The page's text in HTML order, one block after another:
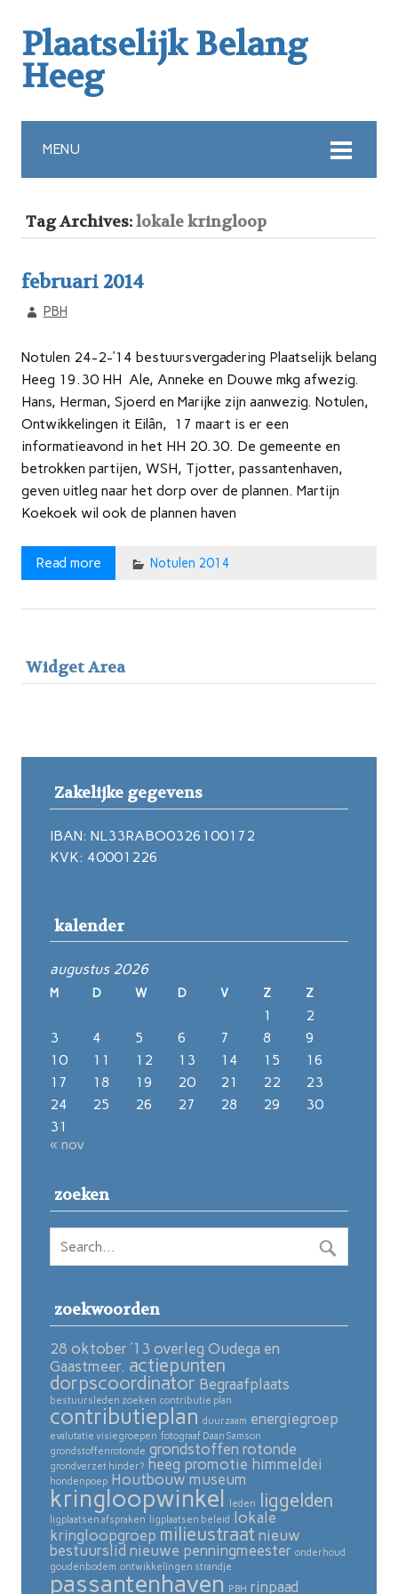
Plaatselijk Belang
Heeg
MENU
Tag Archives:lokale kringloop
februari 2014
PBH
Notulen 24-2-’14 bestuursvergadering Plaatselijk belang
Heeg 19.30 HH Ale, Anneke en Douwe mkg afwezig.
Hans, Herman, Sjoerd en Marijke zijn aanwezig. Notulen,
Ontwikkelingen it Eilân, 17 maart is er een
informatieavond in het HH 20.30. De gemeente en
betrokken partijen, WSH, Tjotter, passantenhaven,
geven uitleg naar het dorp over de plannen. Martijn
Koekoek wil ook de plannen haven
Read more Notulen 2014
Widget Area
Zakelijke gegevens
IBAN: NL33RABO0326100172
KVK: 40001226
kalender
augustus 2026
M D W D V Z Z
1
2
3
4 5 6 7 8
9
10
11 12 13 14 15
16
17
18 19 20 21 22
23
24
25 26 27 28 29
30
31
« nov
zoeken
zoekwoorden
28 oktober ’13 overleg Oudega en
Gaastmeer. actiepunten
dorpscoordinator Begraafplaats
bestuursleden zoeken contributie plan
contributieplan duurzaam energiegroep
evalutatie visiegroepen fotograaf Daan Samson
grondstoffenrotonde grondstoffen rotonde
grondverzet hinder? heeg promotie himmeldei
hondenpoep Houtbouw museum
kringloopwinkel leden liggelden
ligplaatsen afspraken ligplaatsen beleid
lokale
kringloopgroep milieustraat nieuw
bestuurslid nieuwe penningmeester onderhoud
goudenbodem ontwikkelingen strandje
passantenhaven PBH rinpaad